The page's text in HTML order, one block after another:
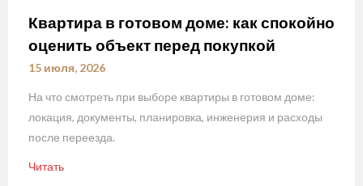
Квартира в готовом доме: как спокойно
оценить объект перед покупкой
15 июля, 2026
На что смотреть при выборе квартиры в готовом доме:
локация, документы, планировка, инженерия и расходы
после переезда.
Читать